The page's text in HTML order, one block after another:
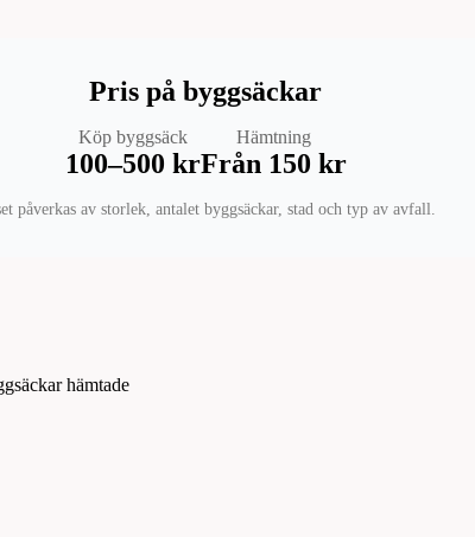
Pris på byggsäckar
Köp byggsäck
100–500 kr
Hämtning
Från 150 kr
påverkas av storlek, antalet byggsäckar, stad och typ av avfall.
hämtade